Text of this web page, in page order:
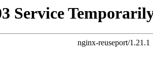
Service
nginx-reuseport/1.21.1